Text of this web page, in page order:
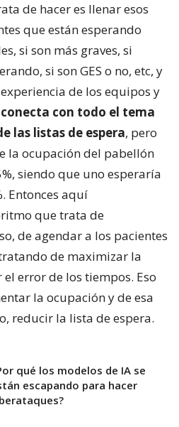
de hacer es llenar esos
que están esperando
si son más graves, si
si son GES o no, etc, y
de los equipos y
conecta con todo el tema
las listas de espera, pero
la ocupación del pabellón
siendo que uno esperaría
Entonces aquí
que trata de
de agendar a los pacientes
de maximizar la
error de los tiempos. Eso
la ocupación y de esa
reducir la lista de espera.
qué los modelos de IA se
escapando para hacer